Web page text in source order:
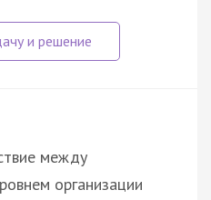
между
организации